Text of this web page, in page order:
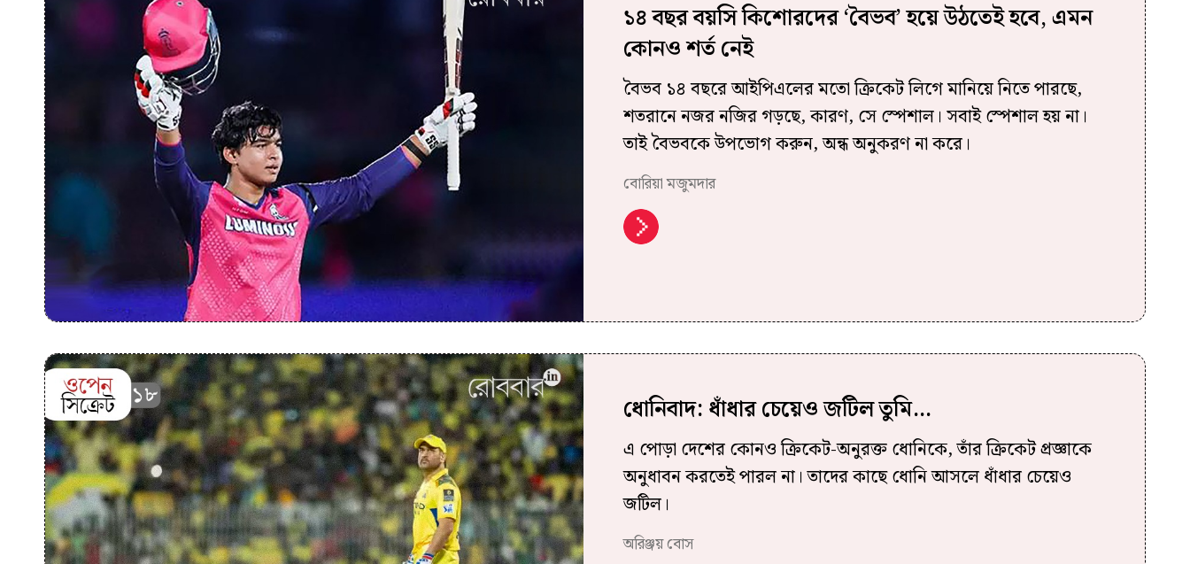
১৪ বছর বয়সি কিশোরদের ‘বৈভব’ হয়ে উঠতেই হবে, এমন
কোনও শর্ত নেই
বৈভব ১৪ বছরে আইপিএলের মতো ক্রিকেট লিগে মানিয়ে নিতে পারছে,
শতরানে নজর নজির গড়ছে, কারণ, সে স্পেশাল। সবাই স্পেশাল হয় না।
তাই বৈভবকে উপভোগ করুন, অন্ধ অনুকরণ না করে।
বোরিয়া মজুমদার
ধোনিবাদ: ধাঁধার চেয়েও জটিল তুমি…
এ পোড়া দেশের কোনও ক্রিকেট-অনুরক্ত ধোনিকে, তাঁর ক্রিকেট প্রজ্ঞাকে
অনুধাবন করতেই পারল না। তাদের কাছে ধোনি আসলে ধাঁধার চেয়েও
জটিল।
অরিঞ্জয় বোস